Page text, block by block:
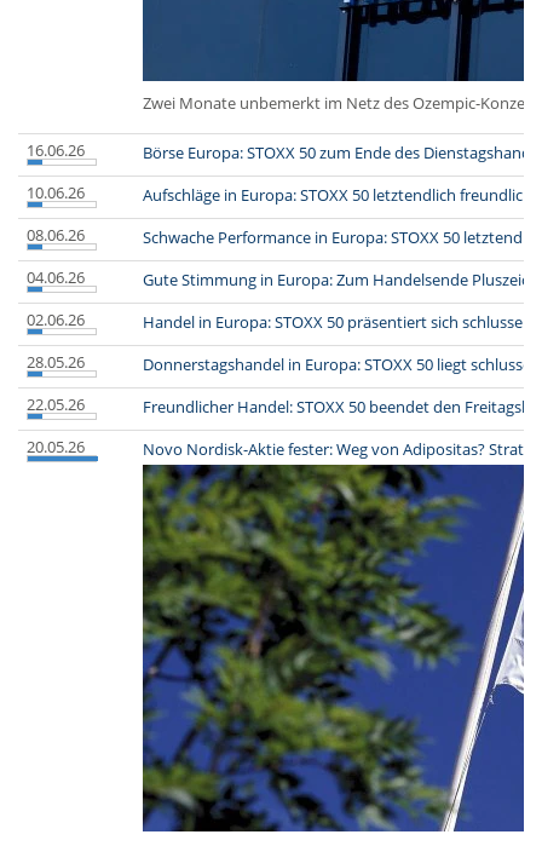
Zwei Monate unbemerkt im Netz des Ozempic-
16.06.26
Börse Europa: STOXX 50 zum Ende des
10.06.26
Aufschläge in Europa: STOXX 50 letztendlich freundlich
08.06.26
Schwache Performance in Europa: STOXX 50
04.06.26
Gute Stimmung in Europa: Zum Handelsende
02.06.26
Handel in Europa: STOXX 50 präsentiert sich
28.05.26
Donnerstagshandel in Europa: STOXX 50 liegt
22.05.26
Freundlicher Handel: STOXX 50 beendet den
20.05.26
Novo Nordisk-Aktie fester: Weg von Adipositas?